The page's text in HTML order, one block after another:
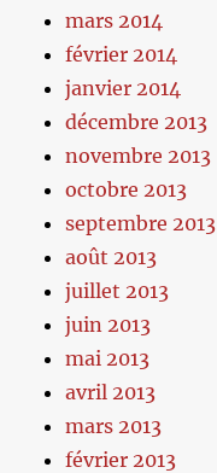
mars 2014
février 2014
janvier 2014
décembre 2013
novembre 2013
octobre 2013
septembre 2013
août 2013
juillet 2013
juin 2013
mai 2013
avril 2013
mars 2013
février 2013